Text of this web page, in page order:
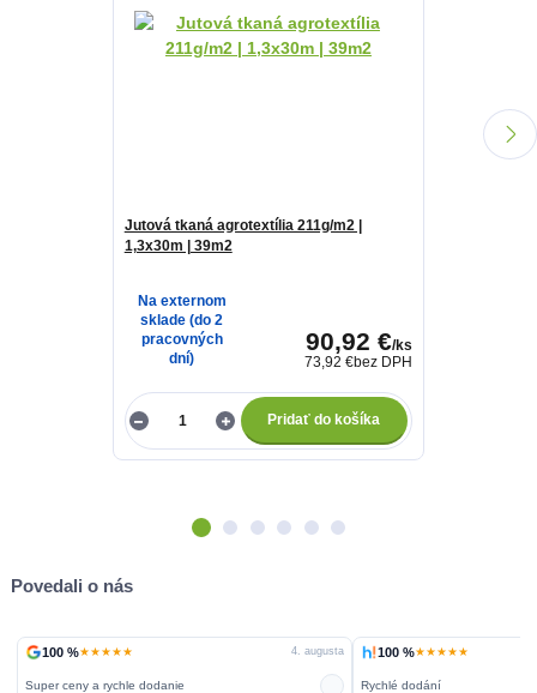
Jutová tkaná agrotextília 211g/m2 |
1,3x30m | 39m2
90,92 €/ks
73,92 €bez DPH
Na externom
sklade (do 2
pracovných
dní)
Pridať do košíka
Povedali o nás
100 %★★★★★ 4. augusta
Super ceny a rychle dodanie
100 %★★★★★
Rychlé dodání